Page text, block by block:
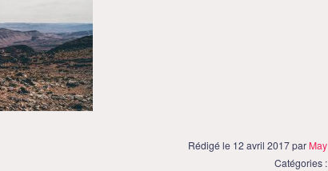
Rédigé le 12 avril 2017 par May
Catégories :